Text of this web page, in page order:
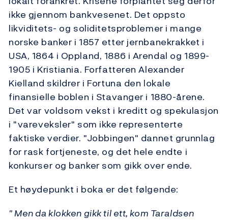
ikke gjennom bankvesenet. Det oppsto
likviditets- og soliditetsproblemer i mange
norske banker i 1857 etter jernbanekrakket i
USA, 1864 i Oppland, 1886 i Arendal og 1899-
1905 i Kristiania. Forfatteren Alexander
Kielland skildrer i Fortuna den lokale
finansielle boblen i Stavanger i 1880-årene.
Det var voldsom vekst i kreditt og spekulasjon
i "vareveksler" som ikke representerte
faktiske verdier. "Jobbingen" dannet grunnlag
for rask fortjeneste, og det hele endte i
konkurser og banker som gikk over ende.
Et høydepunkt i boka er det følgende:
" Men da klokken gikk til ett, kom Taraldsen